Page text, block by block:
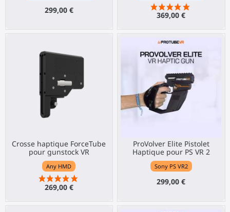
299,00 €
369,00 €
Crosse haptique ForceTube
pour gunstock VR
Any HMD
269,00 €
ProVolver Elite Pistolet
Haptique pour PS VR 2
Sony PS VR2
299,00 €